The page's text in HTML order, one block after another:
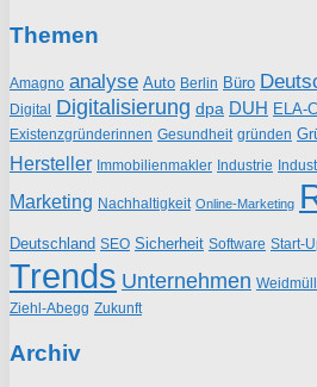
Themen
Amagno analyse Auto Berlin Büro
Digital Digitalisierung dpa DUH ELA-
Existenzgründerinnen Gesundheit gründen
Hersteller Immobilienmakler Industrie
Marketing Nachhaltigkeit Online-Marketing
Deutschland SEO Sicherheit Software Start-
Trends Unternehmen
Ziehl-Abegg Zukunft
Archiv